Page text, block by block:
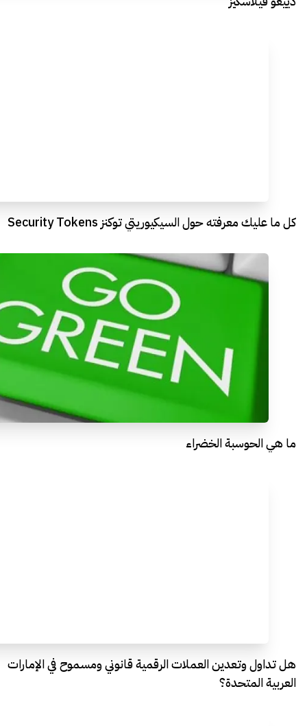
كل ما عليك معرفته حول السيكيوريتي توكنز Security Tokens
ما هي الحوسبة الخضراء
هل تداول وتعدين العملات الرقمية قانوني ومسموح في الإمارات
العربية المتحدة؟